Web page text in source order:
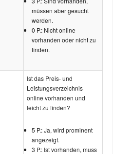
müssen aber gesucht
werden.
0 P.: Nicht online
vorhanden oder nicht zu
finden.
Ist das Preis- und
Leistungs­­verzeichnis
online vorhanden und
leicht zu finden?
5 P.: Ja, wird prominent
angezeigt.
3 P.: Ist vorhanden, muss